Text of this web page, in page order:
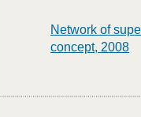
Network of
concept, 2008